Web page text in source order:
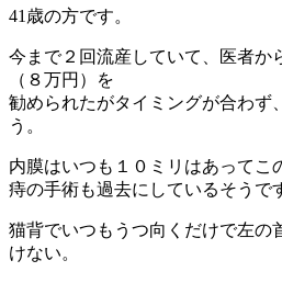
41歳の方です。
今まで２回流産していて、医者か
（８万円）を
勧められたがタイミングが合わず
う。
内膜はいつも１０ミリはあってこ
痔の手術も過去にしているそうで
猫背でいつもうつ向くだけで左の
けない。